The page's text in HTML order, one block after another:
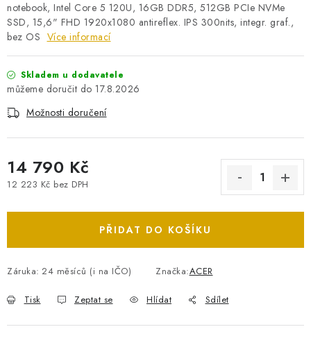
notebook, Intel Core 5 120U, 16GB DDR5, 512GB PCIe NVMe
SSD, 15,6" FHD 1920x1080 antireflex. IPS 300nits, integr. graf.,
bez OS Více informací
Skladem u dodavatele
17.8.2026
Možnosti doručení
14 790 Kč
12 223 Kč bez DPH
PŘIDAT DO KOŠÍKU
Záruka: 24 měsíců (i na IČO) Značka:ACER
Tisk Zeptat se Hlídat Sdílet